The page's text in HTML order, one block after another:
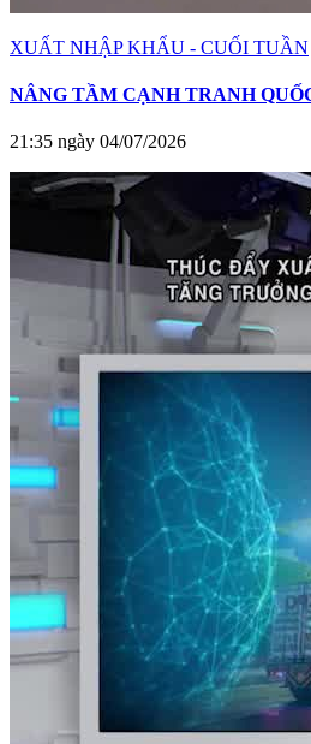
XUẤT NHẬP KHẨU - CUỐI TUẦN
NÂNG TẦM CẠNH TRANH
21:35 ngày 04/07/2026